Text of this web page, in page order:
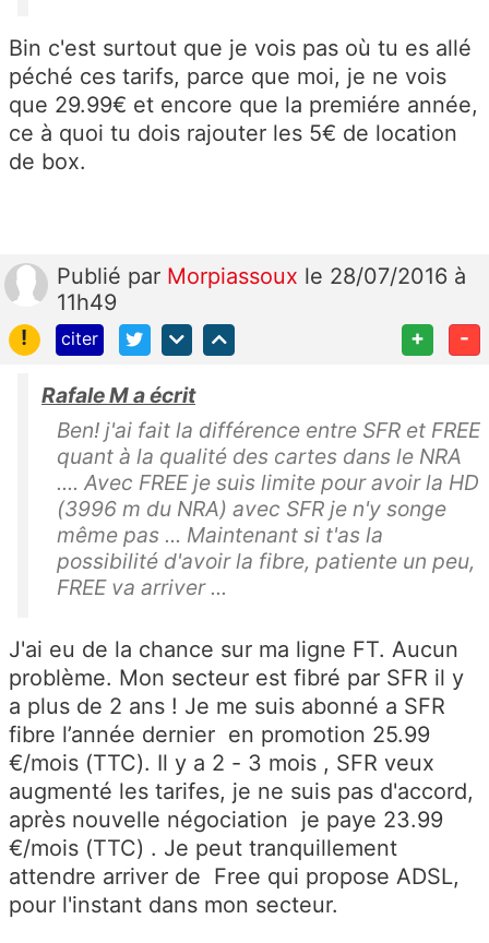
Bin c'est surtout que je vois pas où tu es allé
péché ces tarifs, parce que moi, je ne vois
que 29.99€ et encore que la premiére année,
ce à quoi tu dois rajouter les 5€ de location
de box.
Publié par Morpiassoux le 28/07/2016 à
11h49
!
citer + -
Rafale M a écrit
Ben! j'ai fait la différence entre SFR et FREE
quant à la qualité des cartes dans le NRA
.... Avec FREE je suis limite pour avoir la HD
(3996 m du NRA) avec SFR je n'y songe
même pas ... Maintenant si t'as la
possibilité d'avoir la fibre, patiente un peu,
FREE va arriver ...
J'ai eu de la chance sur ma ligne FT. Aucun
problème. Mon secteur est fibré par SFR il y
a plus de 2 ans ! Je me suis abonné a SFR
fibre l’année dernier en promotion 25.99
€/mois (TTC). Il y a 2 - 3 mois , SFR veux
augmenté les tarifes, je ne suis pas d'accord,
après nouvelle négociation je paye 23.99
€/mois (TTC) . Je peut tranquillement
attendre arriver de Free qui propose ADSL,
pour l'instant dans mon secteur.